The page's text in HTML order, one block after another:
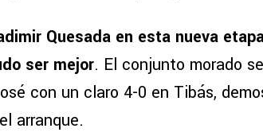
Quesada en esta nueva
ser mejor. El conjunto morado
con un claro 4-0 en Tibás,
arranque.